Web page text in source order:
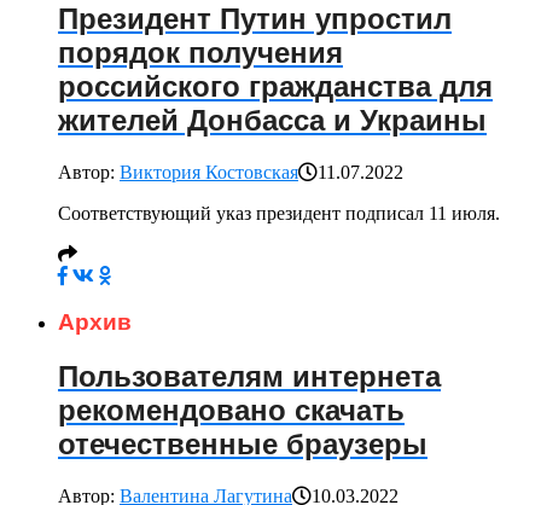
Президент Путин упростил
порядок получения
российского гражданства для
жителей Донбасса и Украины
Автор: Виктория Костовская
11.07.2022
Соответствующий указ президент подписал 11 июля.
Архив
Пользователям интернета
рекомендовано скачать
отечественные браузеры
Автор: Валентина Лагутина 10.03.2022